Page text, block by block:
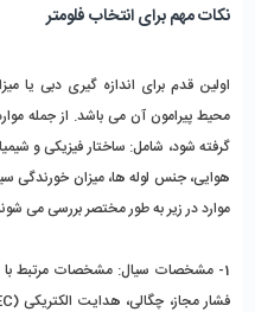
نکات مهم برای انتخاب فلومتر
اولین قدم برای اندازه گیری دبی یا
محیط پیرامون آن می باشد. از جمله
گرفته شود، شامل: ساختار فیزیکی و
هوایی، جنس لوله ها، میزان خورندگی
موارد در زیر به طور مختصر بررسی می
1- مشخصات سیال: مشخصات مرتبط با